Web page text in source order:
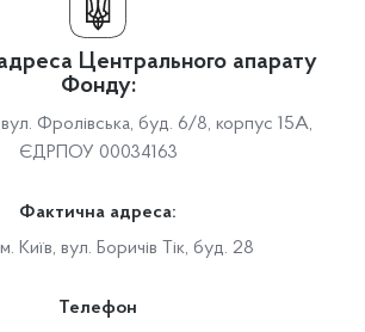
Центрального апарату
Фонду:
Фролівська, буд. 6/8, корпус 15А,
ЄДРПОУ 00034163
Фактична адреса:
Київ, вул. Боричів Тік, буд. 28
Телефон